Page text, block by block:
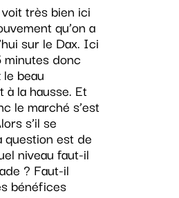
très bien ici
qu’on a
sur le Dax. Ici
donc
beau
à la hausse. Et
le marché s’est
s’il se
question est de
niveau faut-il
? Faut-il
bénéfices